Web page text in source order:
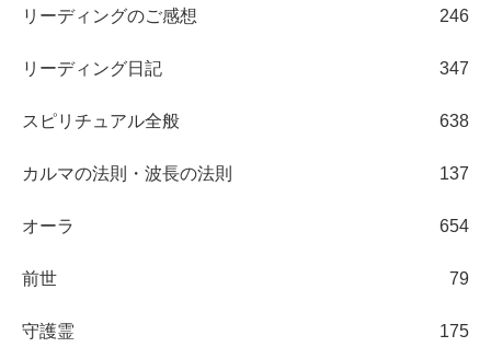
リーディングのご感想 246
リーディング日記 347
スピリチュアル全般 638
カルマの法則・波長の法則 137
オーラ 654
前世 79
守護霊 175